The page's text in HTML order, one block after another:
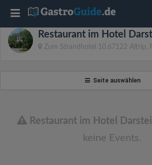
Restaurant im Hotel
Zum Strandhotel 10,67122 Altrip,
Seite auswählen
Restaurant im Hotel
keine Events.
T
o
l